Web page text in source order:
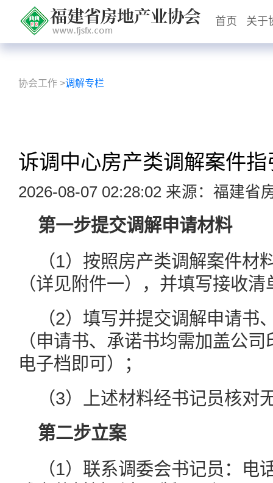
首页 关于
协会工作 >调解专栏
诉调中心房产类调解案件指
2026-08-07 02:28:02 来源：福建省
第一步提交调解申请材料
（1）按照房产类调解案件材
（详见附件一），并填写接收清
（2）填写并提交调解申请书
（申请书、承诺书均需加盖公
电子档即可）；
（3）上述材料经书记员核对
第二步立案
（1）联系调委会书记员：电